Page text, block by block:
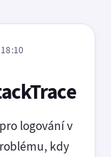
logování v
kdy